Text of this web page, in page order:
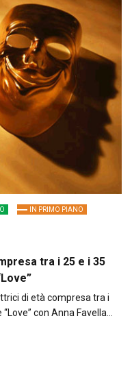
IN PRIMO PIANO
tra i 25 e i 35
di età compresa tra i
con Anna Favella…